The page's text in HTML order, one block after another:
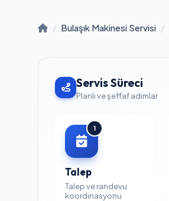
/ Bulaşık Makinesi Servisi /
Servis Süreci
Planlı ve şeffaf adımlar
1
Talep
Talep ve randevu
koordinasyonu